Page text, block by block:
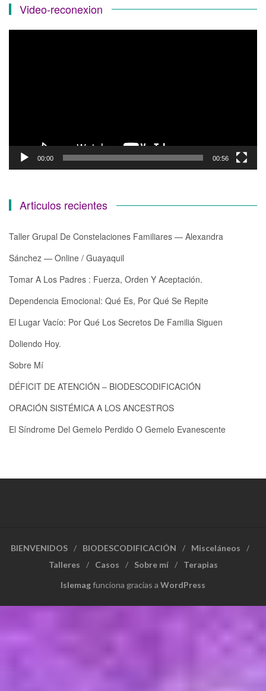
Video-reconexion
00:00 00:56
Articulos recientes
Taller Grupal De Constelaciones Familiares — Alexandra
Sánchez — Online / Guayaquil
Tomar A Los Padres : Fuerza, Orden Y Aceptación.
Dependencia Emocional: Qué Es, Por Qué Se Repite
El Lugar Vacío: Por Qué Los Secretos De Familia Siguen
Doliendo Hoy.
Sobre Mí
DÉFICIT DE ATENCIÓN – BIODESCODIFICACIÓN
ORACIÓN SISTÉMICA A LOS ANCESTROS
El Síndrome Del Gemelo Perdido O Gemelo Evanescente
BIENVENIDOS BIODESCODIFICACIÓN
Misceláneos
Talleres
Casos Sobre mí
Terapias
Islemagfunciona gracias a WordPress